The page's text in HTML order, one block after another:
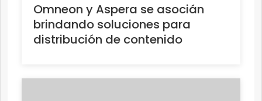
Omneon y Aspera se asocián
brindando soluciones para
distribución de contenido